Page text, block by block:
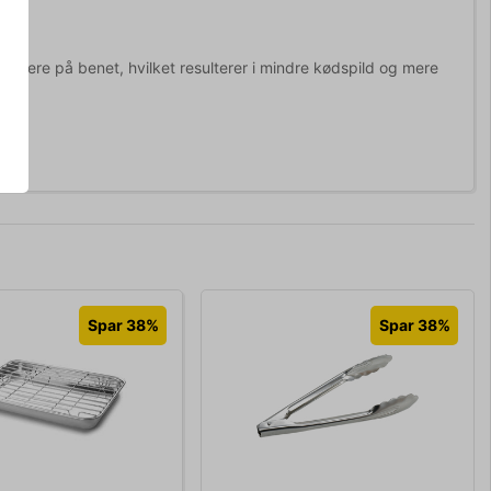
på benet, hvilket resulterer i mindre kødspild og mere
Spar 38% Spar 38%